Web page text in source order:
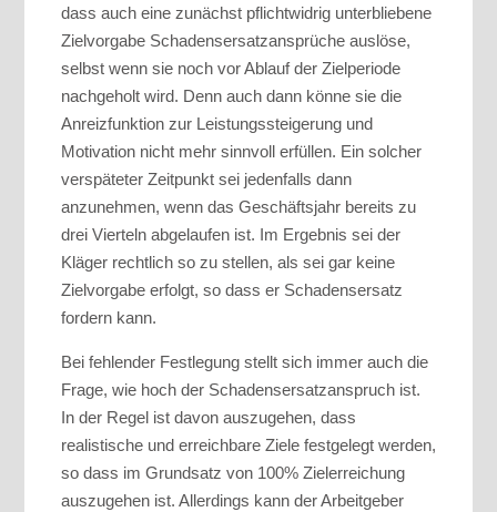
dass auch eine zunächst pflichtwidrig unterbliebene
Zielvorgabe Schadensersatzansprüche auslöse,
selbst wenn sie noch vor Ablauf der Zielperiode
nachgeholt wird. Denn auch dann könne sie die
Anreizfunktion zur Leistungssteigerung und
Motivation nicht mehr sinnvoll erfüllen. Ein solcher
verspäteter Zeitpunkt sei jedenfalls dann
anzunehmen, wenn das Geschäftsjahr bereits zu
drei Vierteln abgelaufen ist. Im Ergebnis sei der
Kläger rechtlich so zu stellen, als sei gar keine
Zielvorgabe erfolgt, so dass er Schadensersatz
fordern kann.
Bei fehlender Festlegung stellt sich immer auch die
Frage, wie hoch der Schadensersatzanspruch ist.
In der Regel ist davon auszugehen, dass
realistische und erreichbare Ziele festgelegt werden,
so dass im Grundsatz von 100% Zielerreichung
auszugehen ist. Allerdings kann der Arbeitgeber